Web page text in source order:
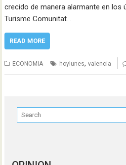
crecido de manera alarmante en los
Turisme Comunitat…
READ MORE
ECONOMIA hoylunes,valencia